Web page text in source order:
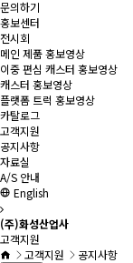
문의하기
홍보센터
전시회
메인 제품 홍보영상
이중 편심 캐스터 홍보영상
캐스터 홍보영상
플랫폼 트럭 홍보영상
카탈로그
고객지원
공지사항
자료실
A/S 안내
English
(주)화성산업사
고객지원
고객지원
공지사항